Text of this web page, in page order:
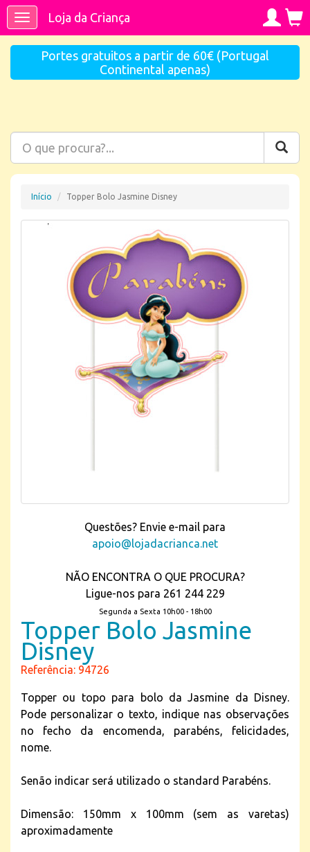
ToggleLoja da Criança
Portes gratuitos a partir de 60€ (Portugal
Continental apenas)
Início Topper Bolo Jasmine Disney
Questões? Envie e-mail para
apoio@lojadacrianca.net
NÃO ENCONTRA O QUE PROCURA?
Ligue-nos para 261 244 229
Segunda a Sexta 10h00 - 18h00
Topper Bolo Jasmine
Disney
Referência: 94726
Topper ou topo para bolo da Jasmine da Disney.
Pode personalizar o texto, indique nas observações
no fecho da encomenda, parabéns, felicidades,
nome.
Senão indicar será utilizado o standard Parabéns.
Dimensão: 150mm x 100mm (sem as varetas)
aproximadamente